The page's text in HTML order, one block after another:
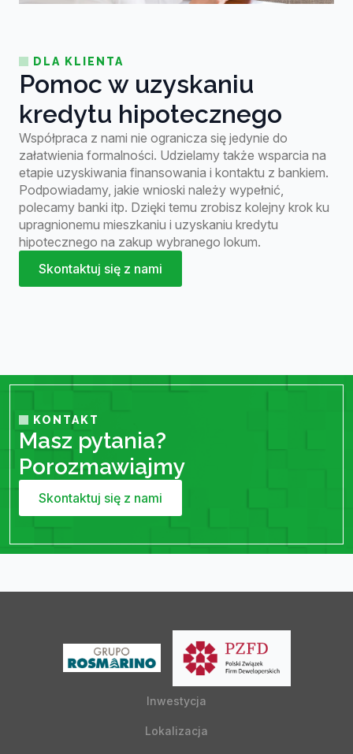
DLA KLIENTA
Pomoc w uzyskaniu
kredytu hipotecznego
Współpraca z nami nie ogranicza się jedynie do
załatwienia formalności. Udzielamy także wsparcia na
etapie uzyskiwania finansowania i kontaktu z bankiem.
Podpowiadamy, jakie wnioski należy wypełnić,
polecamy banki itp. Dzięki temu zrobisz kolejny krok ku
upragnionemu mieszkaniu i uzyskaniu kredytu
hipotecznego na zakup wybranego lokum.
Skontaktuj się z nami
KONTAKT
Masz pytania?
Porozmawiajmy
Skontaktuj się z nami
Inwestycja
Lokalizacja